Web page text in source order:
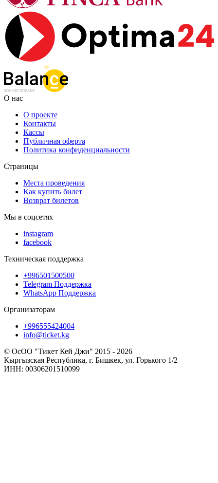
О нас
О проекте
Контакты
Кассы
Публичная оферта
Политика конфиденциальности
Страницы
Места проведения
Как купить билет
Возврат билетов
Мы в соцсетях
instagram
facebook
Техническая поддержка
+996501500500
Telegram Поддержка
WhatsApp Поддержка
Организаторам
+996555424004
info@ticket.kg
© ОсОО "Тикет Кей Джи" 2015 - 2026
Кыргызская Республика, г. Бишкек, ул. Горького 1/2
ИНН: 00306201510099